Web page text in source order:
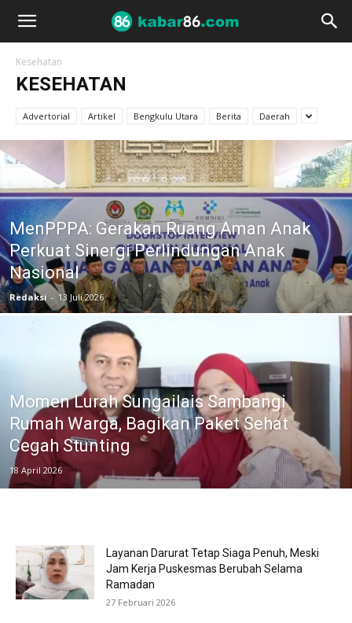
Kesehatan
KESEHATAN
Advertorial Artikel Bengkulu Utara Berita Daerah
MenPPPA: Gerakan Ruang Aman Anak
Perkuat Sinergi Perlindungan Anak
Nasional
Redaksi - 13 Juli 2026
Momen Lurah Sungailais Sambangi
Rumah Warga, Bagikan Paket Sehat
Cegah Stunting
18 April 2026
Layanan Darurat Tetap Siaga Penuh, Meski
Jam Kerja Puskesmas Berubah Selama
Ramadan
27 Februari 2026